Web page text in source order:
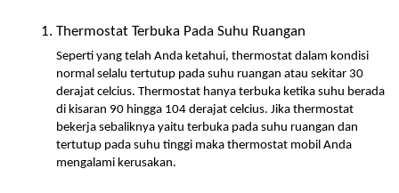
Thermostat Terbuka Pada Suhu Ruangan
Seperti yang telah Anda ketahui, thermostat dalam kondisi
normal selalu tertutup pada suhu ruangan atau sekitar 30
derajat celcius. Thermostat hanya terbuka ketika suhu berada
di kisaran 90 hingga 104 derajat celcius. Jika thermostat
bekerja sebaliknya yaitu terbuka pada suhu ruangan dan
tertutup pada suhu tinggi maka thermostat mobil Anda
mengalami kerusakan.